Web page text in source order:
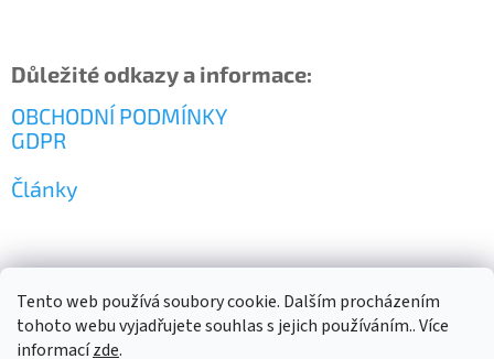
Tento web používá soubory cookie. Dalším procházením
tohoto webu vyjadřujete souhlas s jejich používáním.. Více
informacízde.
Důležité odkazy a informace:
OBCHODNÍ PODMÍNKY
GDPR
Články